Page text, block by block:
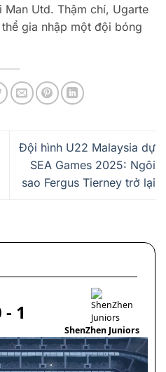
Utd. Thậm chí, Ugarte
gia nhập một đội bóng
Đội hình U22 Malaysia dự
SEA Games 2025: Ngôi
sao Fergus Tierney trở lại
- 1
ShenZhen Juniors